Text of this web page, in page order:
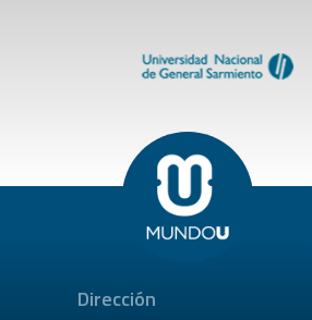
Dirección